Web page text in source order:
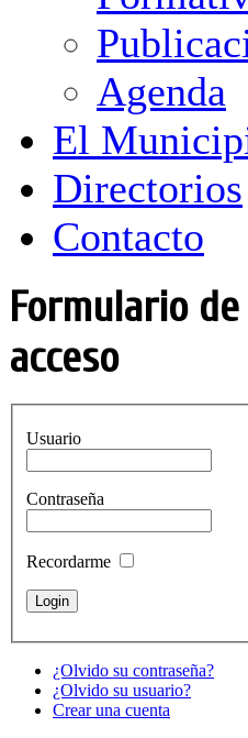
Agenda
El
Directorios
Contacto
Formulario de
acceso
Usuario
Contraseña
Recordarme
¿Olvido su contraseña?
¿Olvido su usuario?
Crear una cuenta